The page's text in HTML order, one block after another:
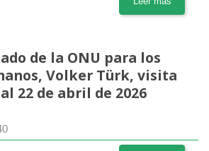
de la ONU para los
Volker Türk, visita
22 de abril de 2026